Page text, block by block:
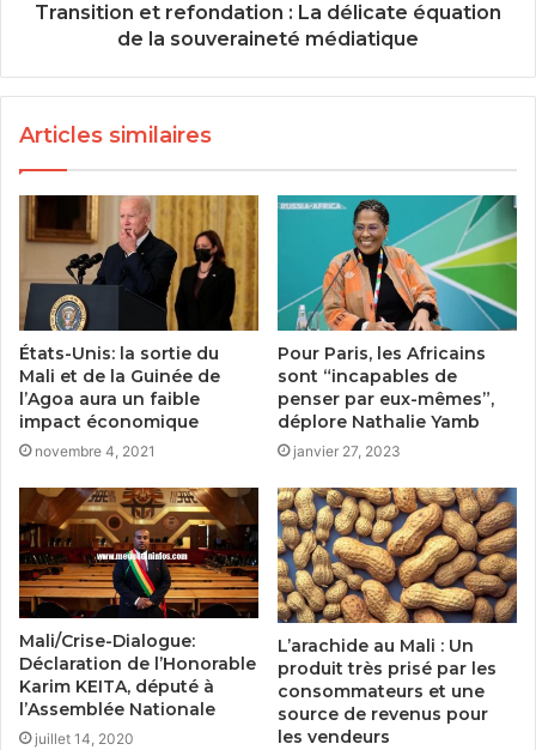
Transition et refondation : La délicate équation
de la souveraineté médiatique
Articles similaires
États-Unis: la sortie du
Mali et de la Guinée de
l’Agoa aura un faible
impact économique
novembre 4, 2021
Pour Paris, les Africains
sont “incapables de
penser par eux-mêmes”,
déplore Nathalie Yamb
janvier 27, 2023
Mali/Crise-Dialogue:
Déclaration de l’Honorable
Karim KEITA, député à
l’Assemblée Nationale
juillet 14, 2020
L’arachide au Mali : Un
produit très prisé par les
consommateurs et une
source de revenus pour
les vendeurs